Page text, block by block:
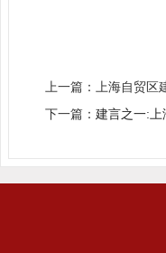
上一篇：上海自贸区
下一篇： 建言之一:上